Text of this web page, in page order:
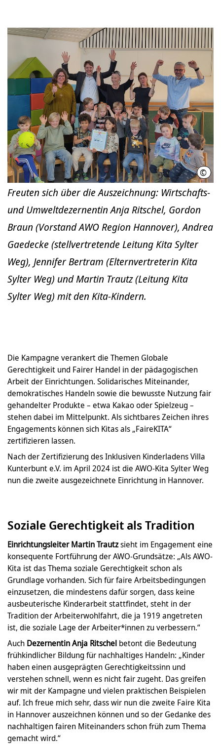
© LHH
Freuten sich über die Auszeichnung: Wirtschafts-
und Umweltdezernentin Anja Ritschel, Gordon
Braun (Vorstand AWO Region Hannover), Andrea
Gaedecke (stellvertretende Leitung Kita Sylter
Weg), Jennifer Bertram (Elternvertreterin Kita
Sylter Weg) und Martin Trautz (Leitung Kita
Sylter Weg) mit den Kita-Kindern.
Die Kampagne verankert die Themen Globale
Gerechtigkeit und Fairer Handel in der pädagogischen
Arbeit der Einrichtungen. Solidarisches Miteinander,
demokratisches Handeln sowie die bewusste Nutzung fair
gehandelter Produkte – etwa Kakao oder Spielzeug –
stehen dabei im Mittelpunkt. Als sichtbares Zeichen ihres
Engagements können sich Kitas als „FaireKITA“
zertifizieren lassen.
Nach der Zertifizierung des Inklusiven Kinderladens Villa
Kunterbunt e.V. im April 2024 ist die AWO-Kita Sylter Weg
nun die zweite ausgezeichnete Einrichtung in Hannover.
Soziale Gerechtigkeit als Tradition
Einrichtungsleiter Martin Trautzsieht im Engagement eine
konsequente Fortführung der AWO-Grundsätze: „Als AWO-
Kita ist das Thema soziale Gerechtigkeit schon als
Grundlage vorhanden. Sich für faire Arbeitsbedingungen
einzusetzen, die mindestens dafür sorgen, dass keine
ausbeuterische Kinderarbeit stattfindet, steht in der
Tradition der Arbeiterwohlfahrt, die ja 1919 angetreten
ist, die soziale Lage der Arbeiter*innen zu verbessern.“
Auch Dezernentin Anja Ritschel betont die Bedeutung
frühkindlicher Bildung für nachhaltiges Handeln: „Kinder
haben einen ausgeprägten Gerechtigkeitssinn und
verstehen schnell, wenn es nicht fair zugeht. Das greifen
wir mit der Kampagne und vielen praktischen Beispielen
auf. Ich freue mich sehr, dass wir nun die zweite Faire Kita
in Hannover auszeichnen können und so der Gedanke des
nachhaltigen fairen Miteinanders schon früh zum Thema
gemacht wird.“